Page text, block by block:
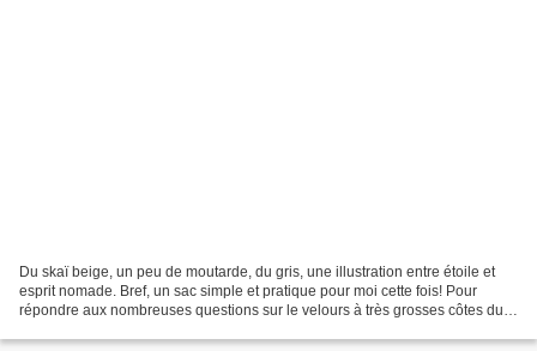
Du skaï beige, un peu de moutarde, du gris, une illustration entre étoile et
esprit nomade. Bref, un sac simple et pratique pour moi cette fois! Pour
répondre aux nombreuses questions sur le velours à très grosses côtes du